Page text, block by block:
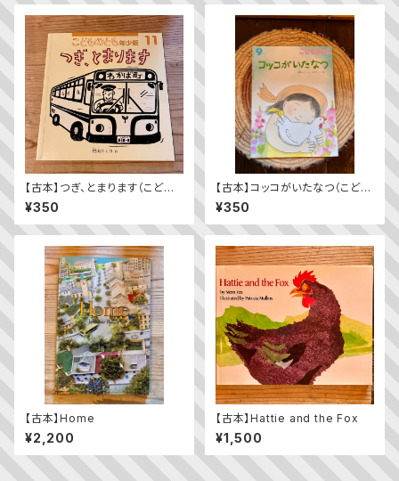
【古本】つぎ、とまります（こども
のとも年少版 2009年11月
号）（第392号）
¥350
【古本】コッコがいたなつ（こども
のとも2023年9月号）
¥350
【古本】Home
¥2,200
【古本】Hattie and the Fox
¥1,500